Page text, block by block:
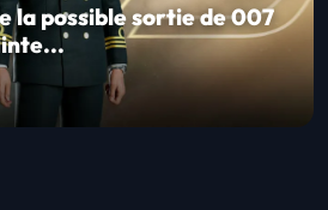
la possible sortie de 007